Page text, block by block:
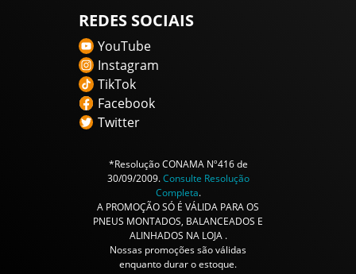
REDES SOCIAIS
YouTube
Instagram
TikTok
Facebook
Twitter
*Resolução CONAMA Nº416 de
30/09/2009.Consulte Resolução
Completa.
A PROMOÇÃO SÓ É VÁLIDA PARA OS
PNEUS MONTADOS, BALANCEADOS E
ALINHADOS NA LOJA .
Nossas promoções são válidas
enquanto durar o estoque.